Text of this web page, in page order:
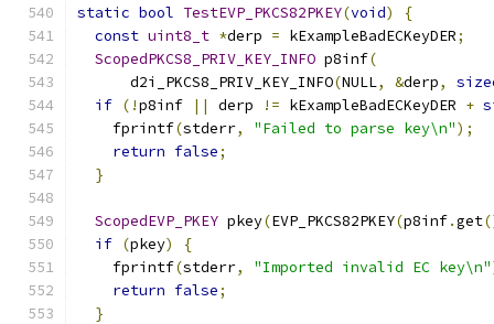
static bool TestEVP_PKCS82PKEY(void)
{
const uint8_t *derp = kExampleBadECKeyDER;
ScopedPKCS8_PRIV_KEY_INFO p8inf(
      d2i_PKCS8_PRIV_KEY_INFO
(NULL, &derp,
if (!p8inf || derp != kExampleBadECKeyDER +
    fprintf
(stderr, "Failed to parse key\n");
return false;
}
ScopedEVP_PKEY pkey(EVP_PKCS82PKEY(p8inf.get
if (pkey)
{
    fprintf
(stderr, "Imported invalid EC key\n"
return false;
}